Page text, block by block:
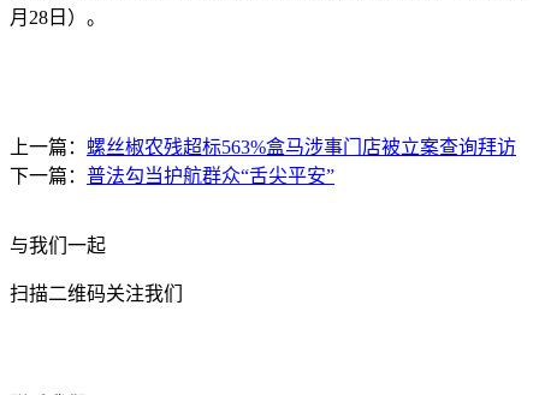
月28日）。
上一篇： 螺丝椒农残超标563%盒马涉事门店被立案查询拜访
下一篇： 普法勾当护航群众“舌尖平安”
与我们一起
扫描二维码关注我们